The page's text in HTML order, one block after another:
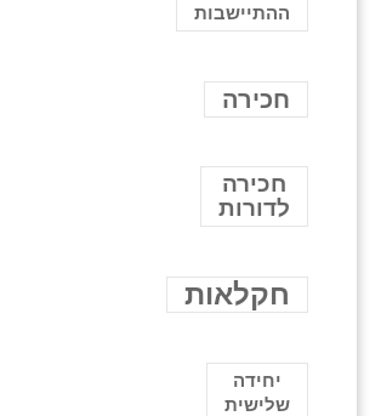
ההתיישבות
חכירה
חכירה
לדורות
חקלאות
יחידה
שלישית